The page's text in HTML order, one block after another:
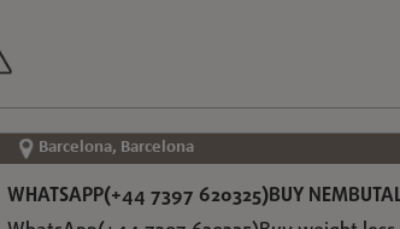
Barcelona, Barcelona
WHATSAPP(+44 7397 620325)BUY